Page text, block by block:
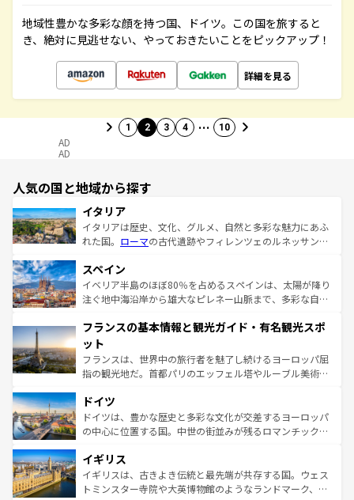
地域性豊かな多彩な顔を持つ国、ドイツ。この国を旅すると
き、絶対に見逃せない、やっておきたいことをピックアップ！
詳細を見る
1 2 3 4 … 10
AD
AD
人気の国と地域から探す
イタリア
イタリアは歴史、文化、グルメ、自然と多彩な魅力にあふ
れた国。 ローマの古代遺跡やフィレンツェのルネッサンス
ろん、トスカーナの美しい田園風景やアマルフィ海岸の絶
景など、自然景観も見逃せない。観光の合間には、本場の
ピザやパスタなど、絶品のイタリア料理を堪能することも
ませてくれるイタリアで、忘れられない旅をしてみよう！
なお、新着のイタリア情報は
しい。
スペイン
イベリア半島のほぼ80％を占めるスペインは、太陽が降り
注ぐ地中海沿岸から雄大なピレネー山脈まで、多彩な自然
文化が根付くこの国では、情熱的なフラメンコ、熱気あふ
れる闘牛、そして美味しいタパスが生活の一部となってい
る。首都マドリードの洗練された雰囲気や、バルセロナの
アートに溢れた街角から、地方では古代ローマ遺跡や中世
せる。地方によって風土や気候が異なるスペインはその個
性で訪れる人を魅了する。 なお、新着のスペイン情報は コ
ンテンツ一覧を参照してほしい。
フランスの基本情報と観光ガイド・有名観光スポ
ット
フランスは、世界中の旅行者を魅了し続けるヨーロッパ屈
指の観光地だ。首都パリのエッフェル塔やルーブル美術館
で、幅広い魅力が詰まっている。華麗な宮殿、歴史的な大
聖堂、美しいビーチ、そして豊かな自然が、訪れる者を心
から魅了する。また、フランスは美食の国としても知ら
いる。シャンパンの発祥地であるランス、プロヴァンスの
香り高いラベンダー畑など、多彩な楽しみ方が可能だ。さ
らに、パリ以外の地域にも魅力が溢れており、どの街角に
ドイツ
ドイツは、豊かな歴史と多彩な文化が交差するヨーロッパ
の中心に位置する国。中世の街並みが残るロマンチック街
顔を持つこの国は、どこを歩いても飽きることがない。ベ
ルリンの文化的活気、バイエルン州のアルプスの絶景、そ
してライン川沿いのワイン畑といった風景は必見。ビール
イギリス
イギリスは、古きよき伝統と最先端が共存する国。ウェス
トミンスター寺院や大英博物館のようなランドマーク、歴